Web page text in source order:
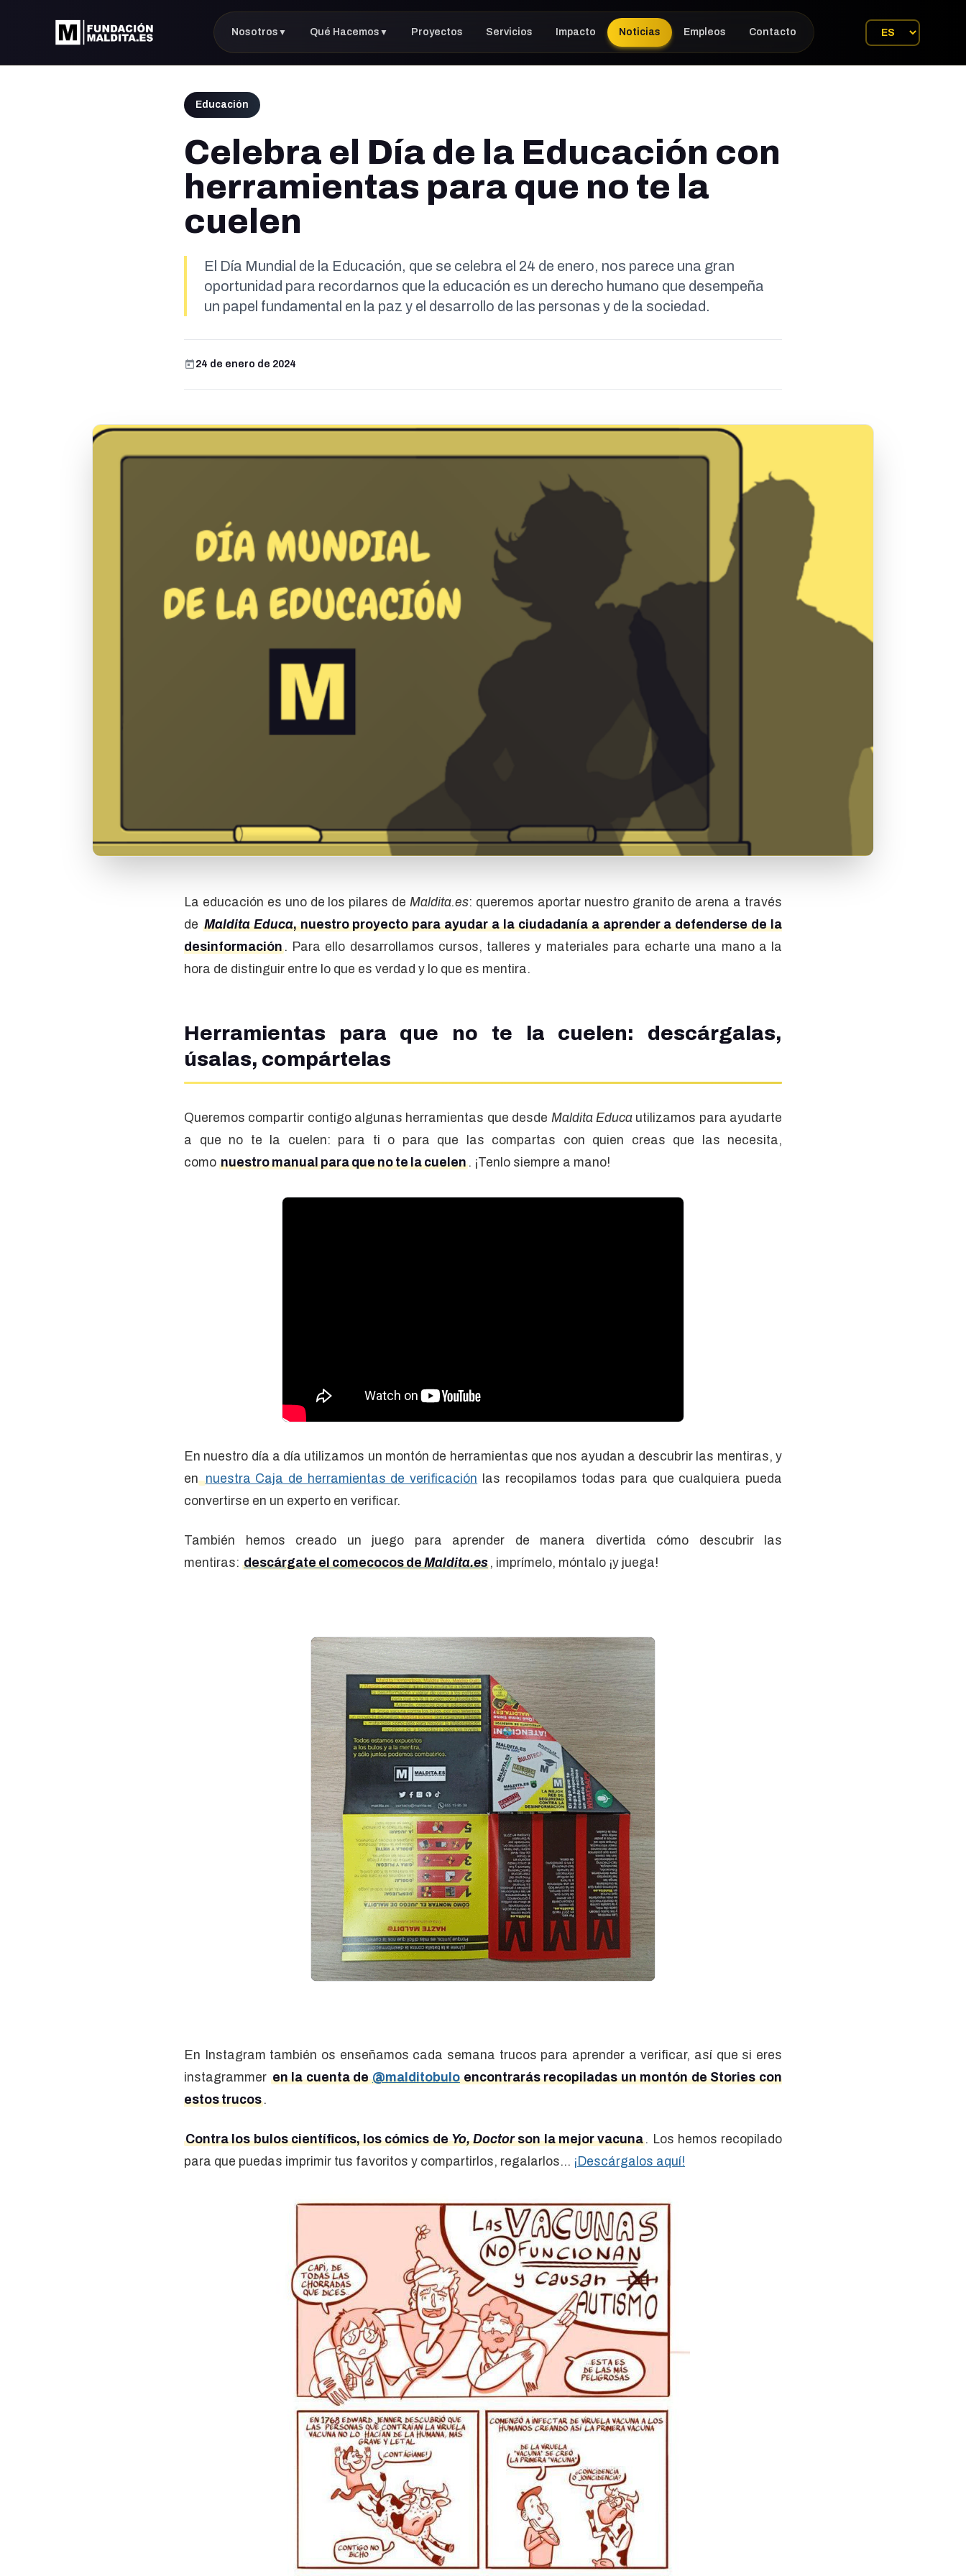
Nosotros ▼ Qué Hacemos ▼ Proyectos Servicios Impacto Noticias Empleos Contacto
Educación
Celebra el Día de la Educación con
herramientas para que no te la
cuelen
El Día Mundial de la Educación, que se celebra el 24 de enero, nos parece una gran
oportunidad para recordarnos que la educación es un derecho humano que desempeña
un papel fundamental en la paz y el desarrollo de las personas y de la sociedad.
24 de enero de 2024
La educación es uno de los pilares de Maldita.es: queremos aportar nuestro granito de arena a través
de Maldita Educa, nuestro proyecto para ayudar a la ciudadanía a aprender a defenderse de la
desinformación . Para ello desarrollamos cursos, talleres y materiales para echarte una mano a la
hora de distinguir entre lo que es verdad y lo que es mentira.
Herramientas para que no te la cuelen: descárgalas,
úsalas, compártelas
Queremos compartir contigo algunas herramientas que desde Maldita Educautilizamos para ayudarte
a que no te la cuelen: para ti o para que las compartas con quien creas que las necesita,
como nuestro manual para que no te la cuelen . ¡Tenlo siempre a mano!
En nuestro día a día utilizamos un montón de herramientas que nos ayudan a descubrir las mentiras, y
en nuestra Caja de herramientas de verificación las recopilamos todas para que cualquiera pueda
convertirse en un experto en verificar.
También hemos creado un juego para aprender de manera divertida cómo descubrir las
mentiras: descárgate el comecocos deMaldita.es , imprímelo, móntalo ¡y juega!
En Instagram también os enseñamos cada semana trucos para aprender a verificar, así que si eres
instagrammer en la cuenta de@malditobuloencontrarás recopiladas un montón de Stories con
estos trucos .
Contra los bulos científicos, los cómics deYo, Doctorson la mejor vacuna. Los hemos recopilado
para que puedas imprimir tus favoritos y compartirlos, regalarlos... ¡Descárgalos aquí!